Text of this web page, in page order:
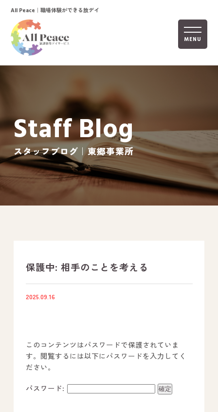
MENU
ホーム
活動内容
ご利用までの流れ
採用情報
自己評価表
社内行事
事業所のご案内
－ オールピース宗像事業所
－ オールピース福津事業所
All Peace ｜職場体験ができる放デイ
Staff Blog
スタッフブログ｜東郷事業所
保護中: 相手のことを考える
2025.09.16
このコンテンツはパスワードで保護されていま
す。閲覧するには以下にパスワードを入力してく
ださい。
パスワード: